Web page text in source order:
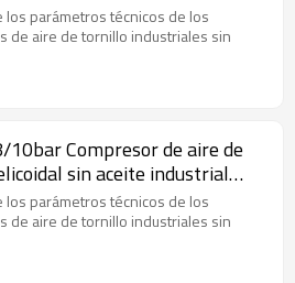
los parámetros técnicos de los
de aire de tornillo industriales sin
Compresor de aire de
sin aceite industrial
los parámetros técnicos de los
de aire de tornillo industriales sin